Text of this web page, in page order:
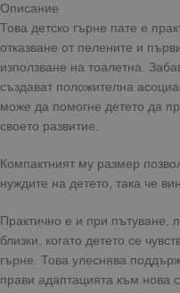
Описание
Това детско гърне пате е
отказване от пелените и
използване на тоалетна.
създават положителна
може да помогне детето да
своето развитие.
Компактният му размер
нуждите на детето, така че
Практично е и при пътуване,
близки, когато детето се
гърне. Това улеснява
прави адаптацията към нова